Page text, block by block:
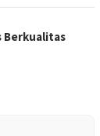
Berkualitas